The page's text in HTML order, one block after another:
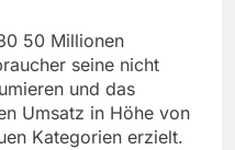
50 Millionen
seine nicht
und das
Umsatz in Höhe von
Kategorien erzielt.